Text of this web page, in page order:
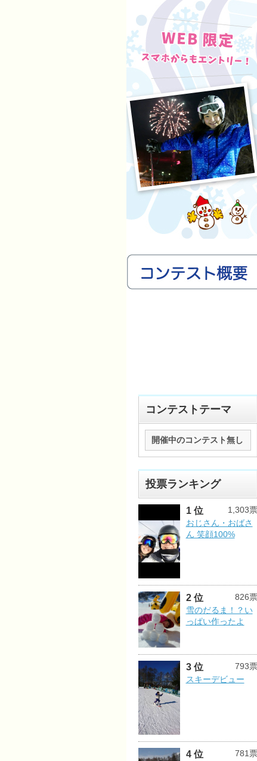
コンテストテーマ
開催中のコンテスト無し
投票ランキング
1 位
1,303票
おじさん・おばさ
ん 笑顔100%
2 位
826票
雪のだるま！？い
っぱい作ったよ
3 位
793票
スキーデビュー
4 位
781票